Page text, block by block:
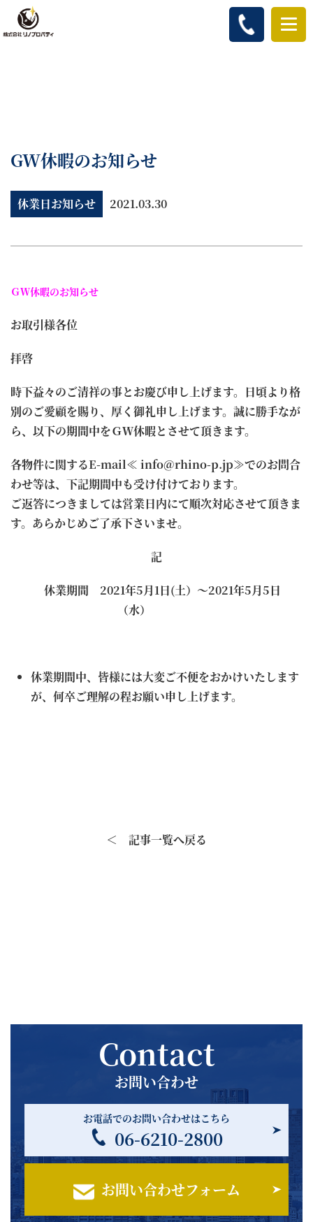
GW休暇のお知らせ
休業日お知らせ 2021.03.30
ＧＷ休暇のお知らせ
お取引様各位
拝啓
時下益々のご清祥の事とお慶び申し上げます。日頃より格
別のご愛顧を賜り、厚く御礼申し上げます。誠に勝手なが
ら、以下の期間中をＧＷ休暇とさせて頂きます。
各物件に関するE-mail≪ info@rhino-p.jp≫でのお問合
わせ等は、下記期間中も受け付けております。
ご返答につきましては営業日内にて順次対応させて頂きま
す。あらかじめご了承下さいませ。
記
休業期間 2021年5月1日(土）～2021年5月5日
（水）
休業期間中、皆様には大変ご不便をおかけいたします
が、何卒ご理解の程お願い申し上げます。
＜ 記事一覧へ戻る
Contact
お問い合わせ
お電話でのお問い合わせはこちら
06-6210-2800
お問い合わせフォーム